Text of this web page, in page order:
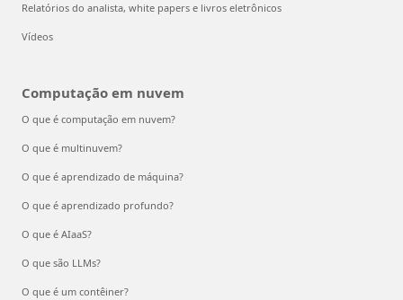
Relatórios do analista, white papers e livros eletrônicos
Vídeos
Computação em nuvem
O que é computação em nuvem?
O que é multinuvem?
O que é aprendizado de máquina?
O que é aprendizado profundo?
O que é AIaaS?
O que são LLMs?
O que é um contêiner?